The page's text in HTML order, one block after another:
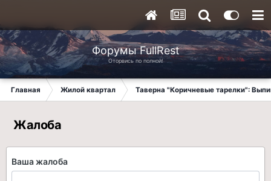
Форумы FullRest
Оторвись по полной!
Главная Жилой квартал Таверна "Коричневые тарелки":
Жалоба
Ваша жалоба